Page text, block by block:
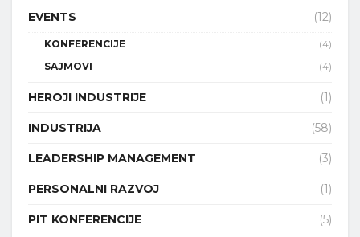
EVENTS (12)
KONFERENCIJE
(4)
SAJMOVI
(4)
HEROJI INDUSTRIJE (1)
INDUSTRIJA (58)
LEADERSHIP MANAGEMENT (3)
PERSONALNI RAZVOJ (1)
PIT KONFERENCIJE (5)